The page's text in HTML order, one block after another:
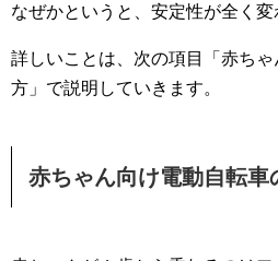
なぜかというと、安定性が全く変
詳しいことは、次の項目「赤ち
方」で説明していきます。
赤ちゃん向け電動自転車